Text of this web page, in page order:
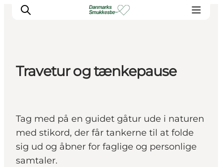
Det sker
Getaway
Overnatning
Planlæg
Travetur og tænkepause
Tag med på en guidet gåtur ude i naturen
med stikord, der får tankerne til at folde
sig ud og åbner for faglige og personlige
samtaler.